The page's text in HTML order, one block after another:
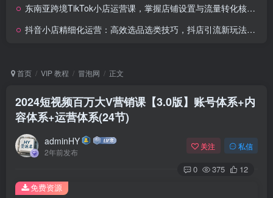
东南亚跨境TikTok小店运营课，掌握店铺设置与流量转化核心技巧
抖音小店精细化运营：高效选品选类技巧，抖店引流新玩法，实现销量倍增
首页 VIP 教程 冒泡网 正文
2024短视频百万大V营销课【3.0版】账号体系+内
容体系+运营体系(24节)
adminHY
2年前发布
关注 私信
0 375 12
免费资源